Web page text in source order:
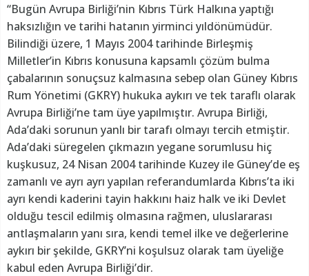
“Bugün Avrupa Birliği’nin Kıbrıs Türk Halkına yaptığı
haksızlığın ve tarihi hatanın yirminci yıldönümüdür.
Bilindiği üzere, 1 Mayıs 2004 tarihinde Birleşmiş
Milletler’in Kıbrıs konusuna kapsamlı çözüm bulma
çabalarının sonuçsuz kalmasına sebep olan Güney Kıbrıs
Rum Yönetimi (GKRY) hukuka aykırı ve tek taraflı olarak
Avrupa Birliği’ne tam üye yapılmıştır. Avrupa Birliği,
Ada’daki sorunun yanlı bir tarafı olmayı tercih etmiştir.
Ada’daki süregelen çıkmazın yegane sorumlusu hiç
kuşkusuz, 24 Nisan 2004 tarihinde Kuzey ile Güney’de eş
zamanlı ve ayrı ayrı yapılan referandumlarda Kıbrıs’ta iki
ayrı kendi kaderini tayin hakkını haiz halk ve iki Devlet
olduğu tescil edilmiş olmasına rağmen, uluslararası
antlaşmaların yanı sıra, kendi temel ilke ve değerlerine
aykırı bir şekilde, GKRY’ni koşulsuz olarak tam üyeliğe
kabul eden Avrupa Birliği’dir.